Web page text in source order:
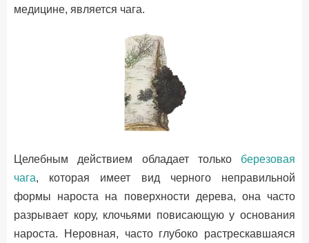
медицине, является чага.
Целебным действием обладает только березовая
чага, которая имеет вид черного неправильной
формы нароста на поверхности дерева, она часто
разрывает кору, клочьями повисающую у основания
нароста. Неровная, часто глубоко растрескавшаяся